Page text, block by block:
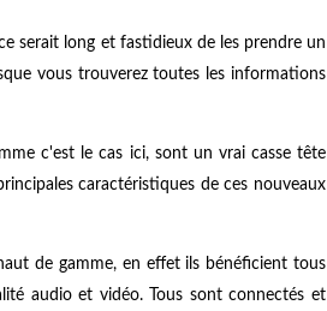
serait long et fastidieux de les prendre un
vous trouverez toutes les informations
c'est le cas ici, sont un vrai casse tête
caractéristiques de ces nouveaux
de gamme, en effet ils bénéficient tous
audio et vidéo. Tous sont connectés et